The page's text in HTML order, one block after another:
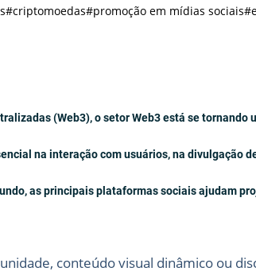
#criptomoedas#promoção em mídias sociais
(Web3), o setor Web3 está se
na interação com usuários, na divulgação
as principais plataformas sociais ajudam
conteúdo visual dinâmico ou